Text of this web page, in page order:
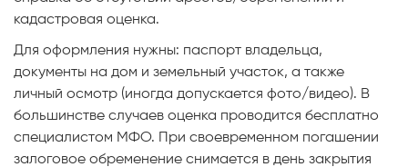
кадастровая оценка.
Для оформления нужны: паспорт владельца,
документы на дом и земельный участок, а также
личный осмотр (иногда допускается фото/видео). В
большинстве случаев оценка проводится бесплатно
специалистом МФО. При своевременном погашении
залоговое обременение снимается в день закрытия